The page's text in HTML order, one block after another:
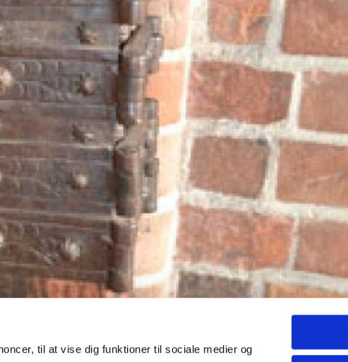
til at vise dig funktioner til sociale medier og